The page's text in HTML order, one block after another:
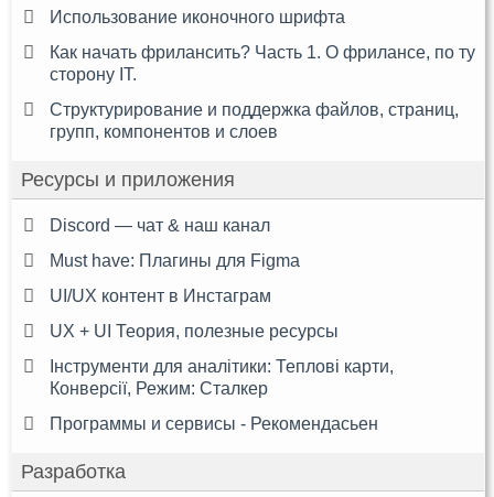
Использование иконочного шрифта
Как начать фрилансить? Часть 1. О фрилансе, по ту
сторону IT.
Структурирование и поддержка файлов, страниц,
групп, компонентов и слоев
Ресурсы и приложения
Discord — чат & наш канал
Must have: Плагины для Figma
UI/UX контент в Инстаграм
UX + UI Теория, полезные ресурсы
Інструменти для аналітики: Теплові карти,
Конверсії, Режим: Сталкер
Программы и сервисы - Рекомендасьен
Разработка